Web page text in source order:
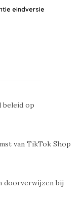
eindversie
beleid op
van TikTok Shop
doorverwijzen bij